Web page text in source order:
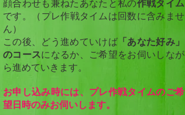
顔合わせも兼ねたあなたと私の作戦タイム
です。​（プレ作戦タイムは回数に含みませ
ん）
この後、どう進めていけば 「あなた好み」
のコースになるか、ご希望をお伺いしなが
ら進めていきます。
お申し込み時には、プレ作戦タイムのご希
望日時のみお伺いします。